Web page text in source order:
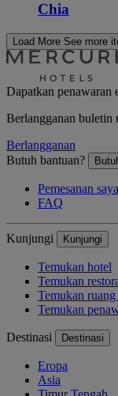
Chia
Load More See more
Dapatkan penawaran
Berlangganan buletin
Berlangganan
Butuh bantuan?
Pemesanan saya
FAQ
Kunjungi Kunjungi
Temukan hotel
Temukan
Temukan ruang
Temukan
Destinasi Destinasi
Eropa
Asia